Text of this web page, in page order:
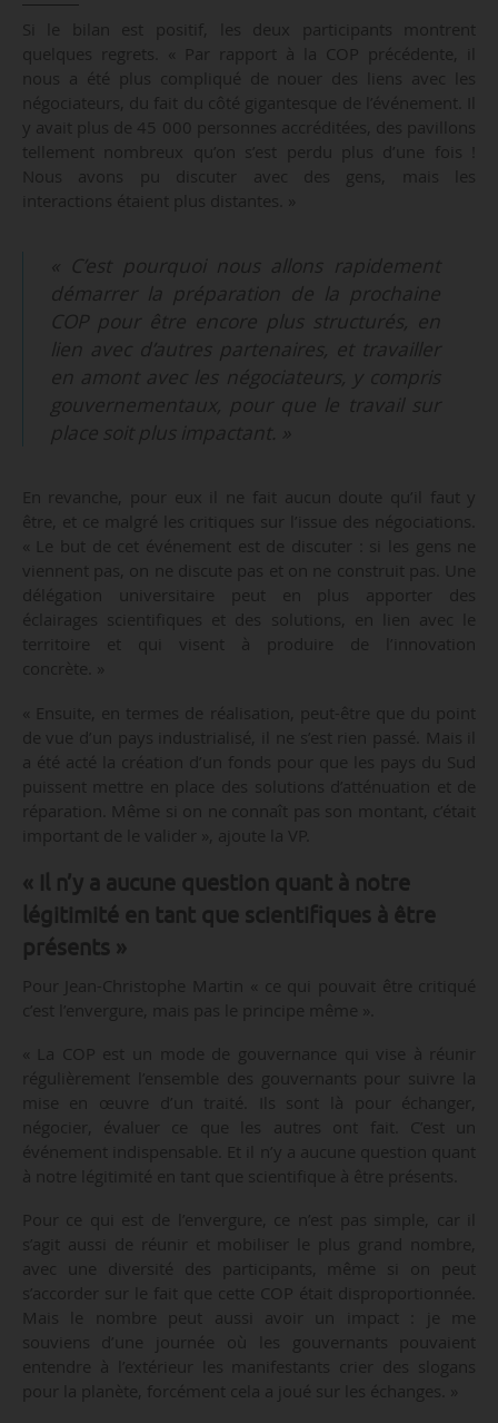
Si le bilan est positif, les deux participants montrent
quelques regrets. « Par rapport à la COP précédente, il
nous a été plus compliqué de nouer des liens avec les
négociateurs, du fait du côté gigantesque de l’événement. Il
y avait plus de 45 000 personnes accréditées, des pavillons
tellement nombreux qu’on s’est perdu plus d’une fois !
Nous avons pu discuter avec des gens, mais les
interactions étaient plus distantes. »
« C’est pourquoi nous allons rapidement
démarrer la préparation de la prochaine
COP pour être encore plus structurés, en
lien avec d’autres partenaires, et travailler
en amont avec les négociateurs, y compris
gouvernementaux, pour que le travail sur
place soit plus impactant. »
En revanche, pour eux il ne fait aucun doute qu’il faut y
être, et ce malgré les critiques sur l’issue des négociations.
« Le but de cet événement est de discuter : si les gens ne
viennent pas, on ne discute pas et on ne construit pas. Une
délégation universitaire peut en plus apporter des
éclairages scientifiques et des solutions, en lien avec le
territoire et qui visent à produire de l’innovation
concrète. »
« Ensuite, en termes de réalisation, peut-être que du point
de vue d’un pays industrialisé, il ne s’est rien passé. Mais il
a été acté la création d’un fonds pour que les pays du Sud
puissent mettre en place des solutions d’atténuation et de
réparation. Même si on ne connaît pas son montant, c’était
important de le valider », ajoute la VP.
« Il n’y a aucune question quant à notre
légitimité en tant que scientifiques à être
présents »
Pour Jean-Christophe Martin « ce qui pouvait être critiqué
c’est l’envergure, mais pas le principe même ».
« La COP est un mode de gouvernance qui vise à réunir
régulièrement l’ensemble des gouvernants pour suivre la
mise en œuvre d’un traité. Ils sont là pour échanger,
négocier, évaluer ce que les autres ont fait. C’est un
événement indispensable. Et il n’y a aucune question quant
à notre légitimité en tant que scientifique à être présents.
Pour ce qui est de l’envergure, ce n’est pas simple, car il
s’agit aussi de réunir et mobiliser le plus grand nombre,
avec une diversité des participants, même si on peut
s’accorder sur le fait que cette COP était disproportionnée.
Mais le nombre peut aussi avoir un impact : je me
souviens d’une journée où les gouvernants pouvaient
entendre à l’extérieur les manifestants crier des slogans
pour la planète, forcément cela a joué sur les échanges. »